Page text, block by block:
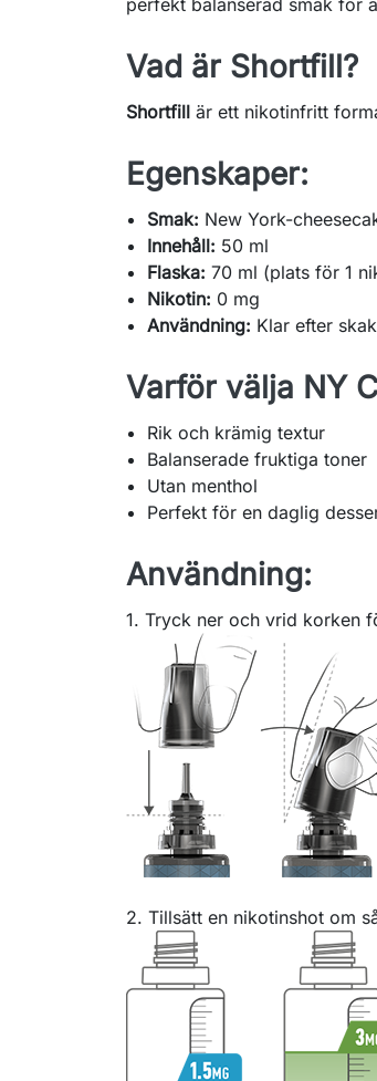
perfekt balanserad smak för
Vad är Shortfill?
Shortfill är ett nikotinfritt
Egenskaper:
Smak: New York-
Innehåll: 50 ml
Flaska: 70 ml (plats för 1
Nikotin: 0 mg
Användning: Klar efter
Varför välja NY
Rik och krämig textur
Balanserade fruktiga toner
Utan menthol
Perfekt för en daglig
Användning:
1. Tryck ner och vrid korken
2. Tillsätt en nikotinshot om